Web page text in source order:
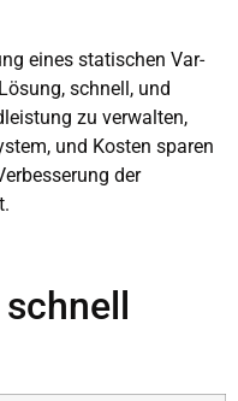
eines statischen Var-
schnell, und
zu verwalten,
und Kosten sparen
der